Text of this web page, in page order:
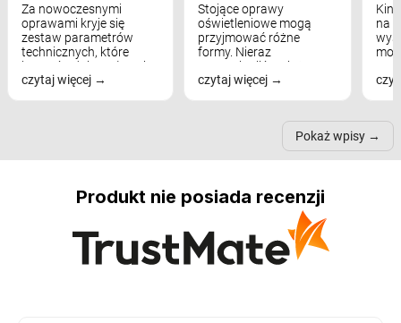
Za nowoczesnymi
oprawami kryje się
zestaw parametrów
technicznych, które
bezpośrednio wpływają
na komfort widzenia,
czytaj więcej
Stojące oprawy
oświetleniowe mogą
przyjmować różne
formy. Nieraz
wspominaliśmy już
modele na łukowych
nich może przydać się w
czytaj więcej
na
Pokaż wpisy
Produkt nie posiada recenzji